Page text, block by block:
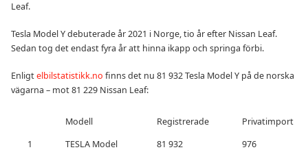
Leaf.
Tesla Model Y debuterade år 2021 i Norge, tio år efter Nissan Leaf.
Sedan tog det endast fyra år att hinna ikapp och springa förbi.
Enligtelbilstatistikk.no finns det nu 81 932 Tesla Model Y på de norska
vägarna – mot 81 229 Nissan Leaf:
Modell Registrerade
Privatimport
1
TESLA Model
81 932 976